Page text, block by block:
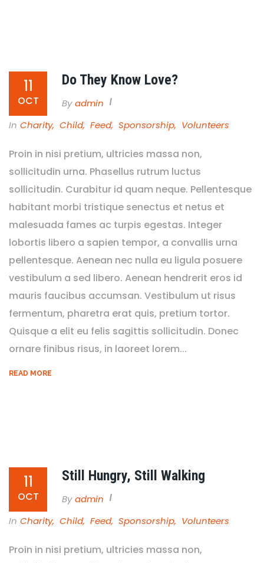
11
OCT
Do They Know Love?
By Admin
In Charity, Child, Feed, Sponsorship, Volunteers
Proin in nisi pretium, ultricies massa non,
sollicitudin urna. Phasellus rutrum luctus
sollicitudin. Curabitur id quam neque. Pellentesque
habitant morbi tristique senectus et netus et
malesuada fames ac turpis egestas. Integer
lobortis libero a sapien tempor, a convallis urna
pellentesque. Aenean nec nulla eu ligula posuere
vestibulum a sed libero. Aenean hendrerit eros id
mauris faucibus accumsan. Vestibulum ut risus
fermentum, pharetra erat quis, pretium tortor.
Quisque a elit eu felis sagittis sollicitudin. Donec
ornare finibus risus, in laoreet lorem...
READ MORE
11
OCT
Still Hungry, Still Walking
By Admin
In Charity, Child, Feed, Sponsorship, Volunteers
Proin in nisi pretium, ultricies massa non,